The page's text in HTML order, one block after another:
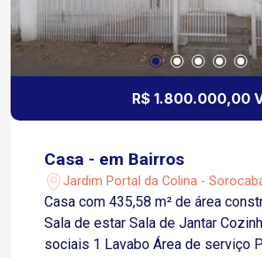
R$ 1.800.000,00
Casa - em Bairros
Jardim Portal da Colina -
Casa com 435,58 m² de área
Sala de estar Sala de Jantar
sociais 1 Lavabo Área de serviço Portão